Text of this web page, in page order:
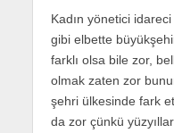
Kadın yönetici
gibi elbette
farklı olsa bile zor,
olmak zaten zor
şehri ülkesinde fark
da zor çünkü